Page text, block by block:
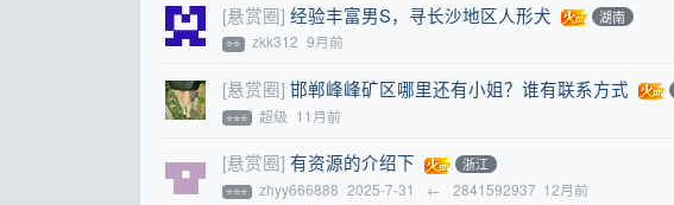
[悬赏圈] 经验丰富男S，寻长沙地区人形犬 湖南
⭐⭐ zkk312 9月前
[悬赏圈] 邯郸峰峰矿区哪里还有小姐？谁有联系方式
⭐⭐⭐ 超级 11月前
[悬赏圈] 有资源的介绍下 浙江
⭐⭐⭐ zhyy666888 2025-7-31 ← 2841592937 12月前